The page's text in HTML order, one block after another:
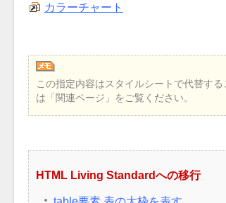
カラーチャート
この指定内容はスタイルシートで代替す
は
関連ページ をご覧ください。
HTML Living Standardへの移行